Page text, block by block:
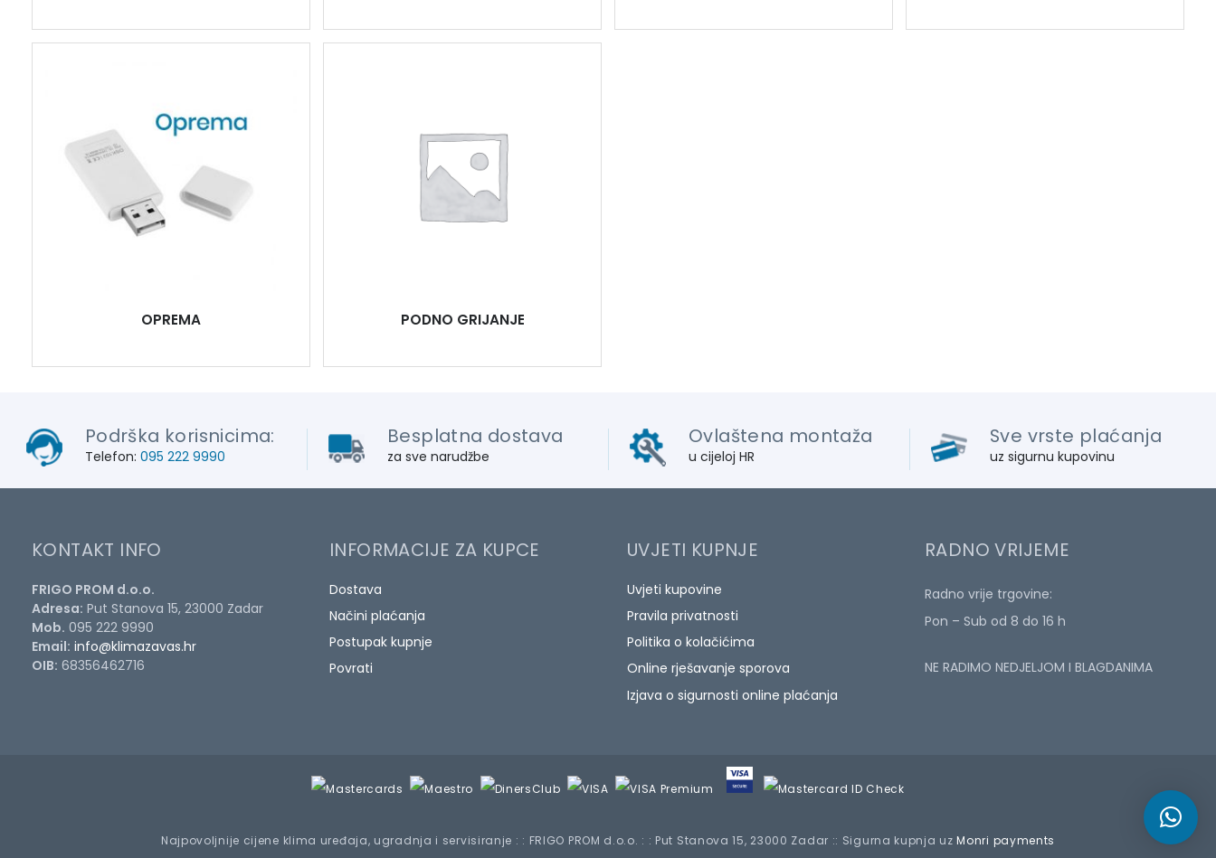
OPREMA PODNO GRIJANJE
Podrška korisnicima:
Telefon: 095 222 9990
Besplatna dostava
za sve narudžbe
Ovlaštena montaža
u cijeloj HR
Sve vrste plaćanja
uz sigurnu kupovinu
KONTAKT INFO
FRIGO PROM d.o.o.
Adresa: Put Stanova 15, 23000 Zadar
Mob. 095 222 9990
Email: info@klimazavas.hr
OIB: 68356462716
INFORMACIJE ZA KUPCE
Dostava
Načini plaćanja
Postupak kupnje
Povrati
UVJETI KUPNJE
Uvjeti kupovine
Pravila privatnosti
Politika o kolačićima
Online rješavanje sporova
Izjava o sigurnosti online plaćanja
RADNO VRIJEME
Radno vrije trgovine:
Pon – Sub od 8 do 16 h
NE RADIMO NEDJELJOM I BLAGDANIMA
Najpovoljnije cijene klima uređaja, ugradnja i servisiranje : : FRIGO PROM d.o.o. : : Put Stanova 15, 23000 Zadar :: Sigurna kupnja uzMonri payments